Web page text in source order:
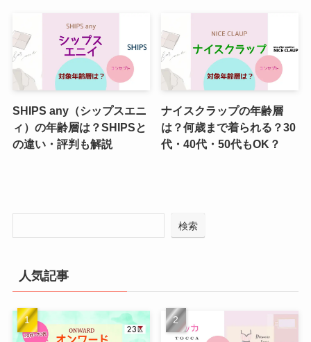
SHIPS any（シップスエニ
ィ）の年齢層は？SHIPSと
の違い・評判も解説
ナイスクラップの年齢層
は？何歳まで着られる？30
代・40代・50代もOK？
検索
人気記事